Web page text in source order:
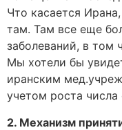
Что касается
там. Там все еще
заболеваний, в том
Мы хотели бы
иранским
учетом роста числа
2. Механизм